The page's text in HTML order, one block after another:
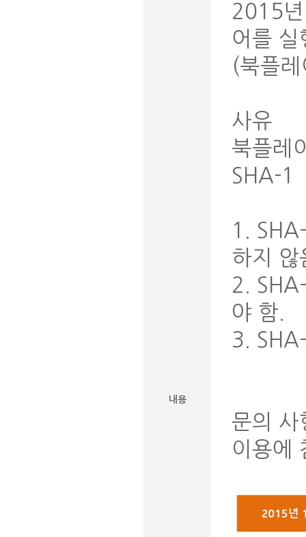
내용
2015
어를
(북플
사유
북플레
SHA-1
1.
하지 않
2.
야 함.
3.
문의
이용에